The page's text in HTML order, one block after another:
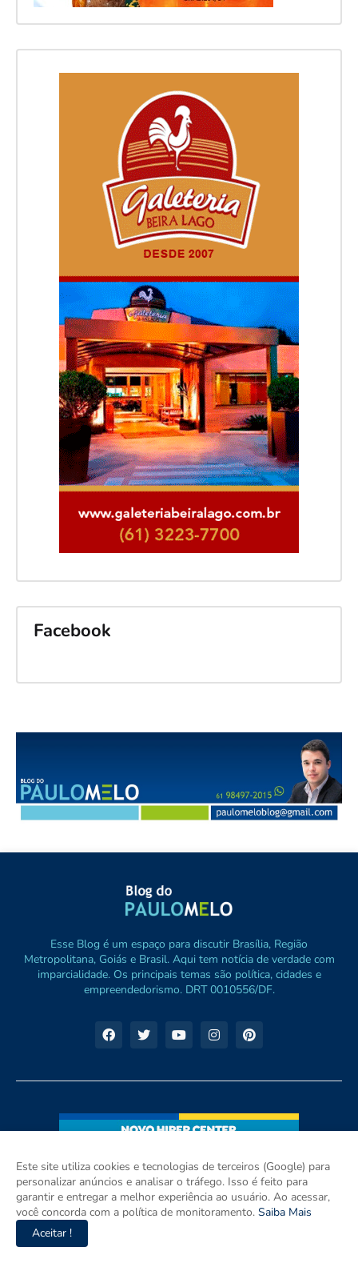
Facebook
Esse Blog é um espaço para discutir Brasília, Região
Metropolitana, Goiás e Brasil. Aqui tem notícia de verdade com
imparcialidade. Os principais temas são política, cidades e
empreendedorismo. DRT 0010556/DF.
Este site utiliza cookies e tecnologias de terceiros (Google) para
personalizar anúncios e analisar o tráfego. Isso é feito para
garantir e entregar a melhor experiência ao usuário. Ao acessar,
você concorda com a política de monitoramento. Saiba Mais
Aceitar !